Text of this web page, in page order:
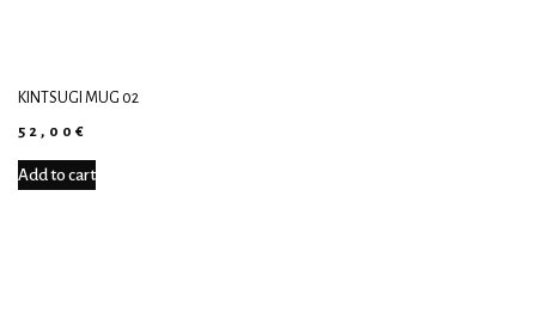
KINTSUGI MUG 02
52,00 €
Add to cart